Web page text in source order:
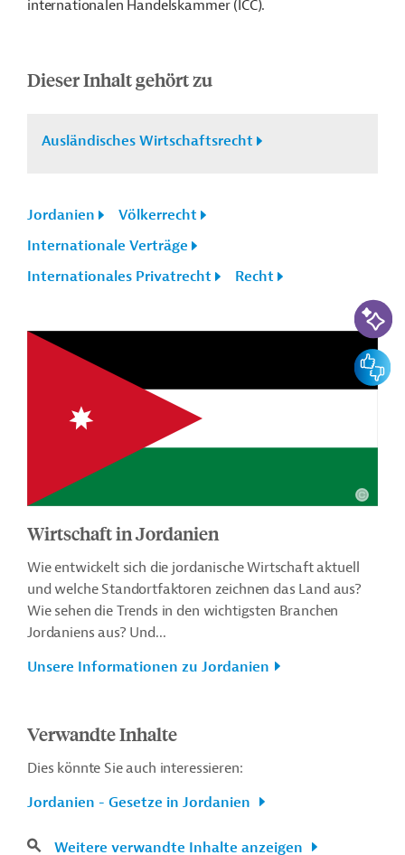
internationalen Handelskammer (ICC).
Dieser Inhalt gehört zu
Ausländisches Wirtschaftsrecht
Jordanien
Völkerrecht
Internationale Verträge
Internationales Privatrecht
Recht
Wirtschaft in Jordanien
Wie entwickelt sich die jordanische Wirtschaft aktuell
und welche Standortfaktoren zeichnen das Land aus?
Wie sehen die Trends in den wichtigsten Branchen
Jordaniens aus? Und...
Unsere Informationen zu Jordanien
Verwandte Inhalte
Dies könnte Sie auch interessieren:
Jordanien - Gesetze in Jordanien
Weitere verwandte Inhalte anzeigen
KI-